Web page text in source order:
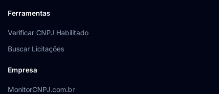
Ferramentas
Verificar CNPJ Habilitado
Buscar Licitações
Empresa
MonitorCNPJ.com.br